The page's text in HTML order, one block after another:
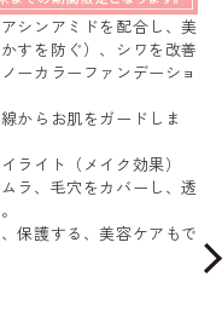
シンアミドを配合し、美
すを防ぐ）、シワを改善
ーカラーファンデーショ
からお肌をガードしま
ライト（メイク効果）
ラ、毛穴をカバーし、透
保護する、美容ケアもで